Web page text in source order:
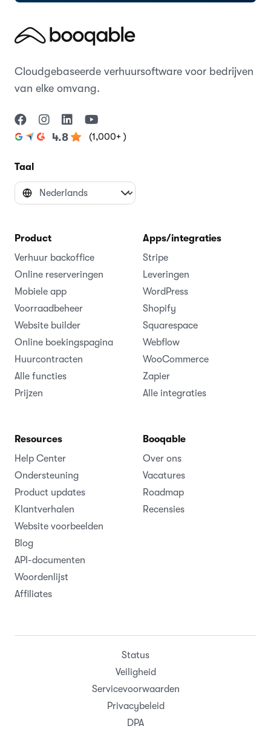
Cloudgebaseerde verhuursoftware voor bedrijven
van elke omvang.
4.8 (1,000+ )
Taal
Product
Verhuur backoffice
Online reserveringen
Mobiele app
Voorraadbeheer
Website builder
Online boekingspagina
Huurcontracten
Alle functies
Prijzen
Apps/integraties
Stripe
Leveringen
WordPress
Shopify
Squarespace
Webflow
WooCommerce
Zapier
Alle integraties
Resources
Help Center
Ondersteuning
Product updates
Klantverhalen
Website voorbeelden
Blog
API-documenten
Woordenlijst
Affiliates
Booqable
Over ons
Vacatures
Roadmap
Recensies
Status
Veiligheid
Servicevoorwaarden
Privacybeleid
DPA